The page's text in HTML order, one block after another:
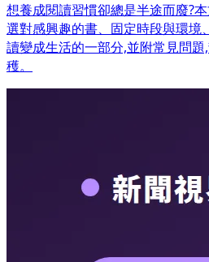
想養成閱讀習慣卻總是半途而廢?
選對感興趣的書、固定時段與環境
讀變成生活的一部分,並附常見問
穫。